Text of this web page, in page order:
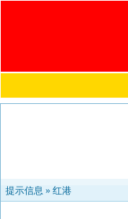
提示信息 » 红港